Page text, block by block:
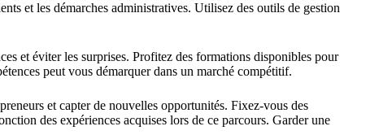
et les démarches administratives. Utilisez des outils de gestion
et éviter les surprises. Profitez des formations disponibles pour
peut vous démarquer dans un marché compétitif.
et capter de nouvelles opportunités. Fixez-vous des
des expériences acquises lors de ce parcours. Garder une